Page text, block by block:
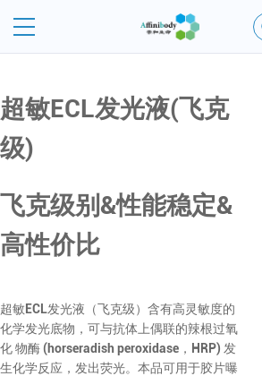
超敏ECL发光液(飞克
级)
飞克级别&性能稳定&
高性价比
超敏ECL发光液（飞克级）含有高灵敏度的
化学发光底物，可与抗体上偶联的辣根过氧
化 物酶 (horseradish peroxidase，HRP) 发
生化学反应，发出荧光。本品可用于胶片曝